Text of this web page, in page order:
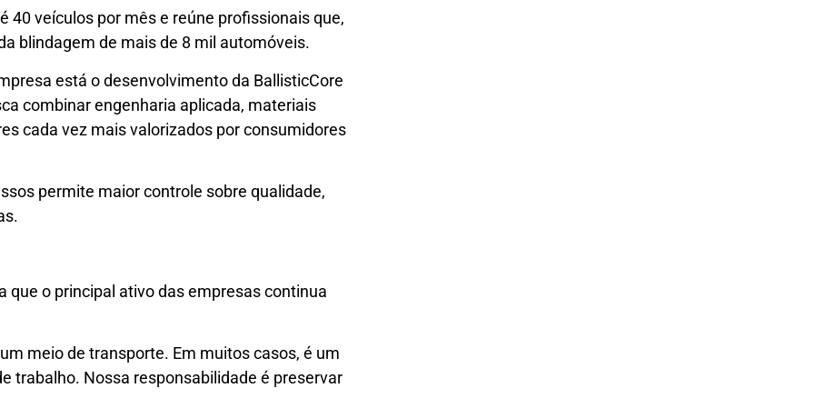
40 veículos por mês e reúne profissionais que,
blindagem de mais de 8 mil automóveis.
está o desenvolvimento da BallisticCore
combinar engenharia aplicada, materiais
cada vez mais valorizados por consumidores
permite maior controle sobre qualidade,
que o principal ativo das empresas continua
meio de transporte. Em muitos casos, é um
trabalho. Nossa responsabilidade é preservar